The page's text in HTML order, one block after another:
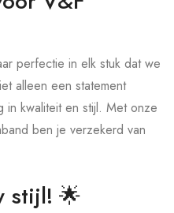
perfectie in elk stuk dat we
alleen een statement
in kwaliteit en stijl. Met onze
ben je verzekerd van
stijl! 🌟